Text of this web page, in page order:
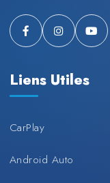
Liens Utiles
CarPlay
Android Auto